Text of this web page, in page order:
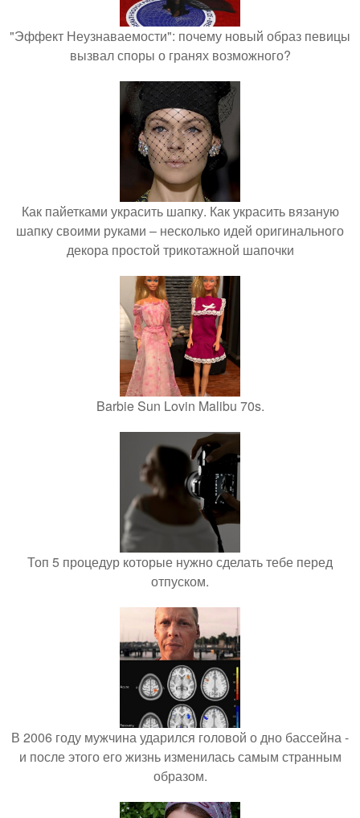
"Эффект Неузнаваемости": почему новый образ певицы
вызвал споры о гранях возможного?
Как пайетками украсить шапку. Как украсить вязаную
шапку своими руками – несколько идей оригинального
декора простой трикотажной шапочки
Barbie Sun Lovin Malibu 70s.
Топ 5 процедур которые нужно сделать тебе перед
отпуском.
В 2006 году мужчина ударился головой о дно бассейна -
и после этого его жизнь изменилась самым странным
образом.